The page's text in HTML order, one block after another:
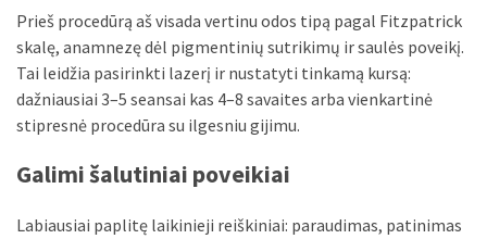
Prieš procedūrą aš visada vertinu odos tipą pagal Fitzpatrick
skalę, anamnezę dėl pigmentinių sutrikimų ir saulės poveikį.
Tai leidžia pasirinkti lazerį ir nustatyti tinkamą kursą:
dažniausiai 3–5 seansai kas 4–8 savaites arba vienkartinė
stipresnė procedūra su ilgesniu gijimu.
Galimi šalutiniai poveikiai
Labiausiai paplitę laikinieji reiškiniai: paraudimas, patinimas